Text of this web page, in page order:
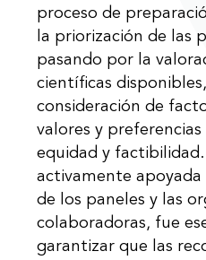
proceso de
la priorización de las
pasando por la
científicas
consideración de
valores y
equidad y
activamente
de los paneles y las
colaboradoras, fue
garantizar que las